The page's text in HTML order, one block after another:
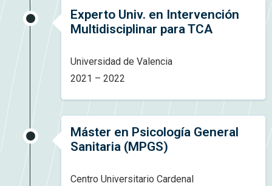
Experto Univ. en Intervención
Multidisciplinar para TCA
Universidad de Valencia
2021 – 2022
Máster en Psicología General
Sanitaria (MPGS)
Centro Universitario Cardenal